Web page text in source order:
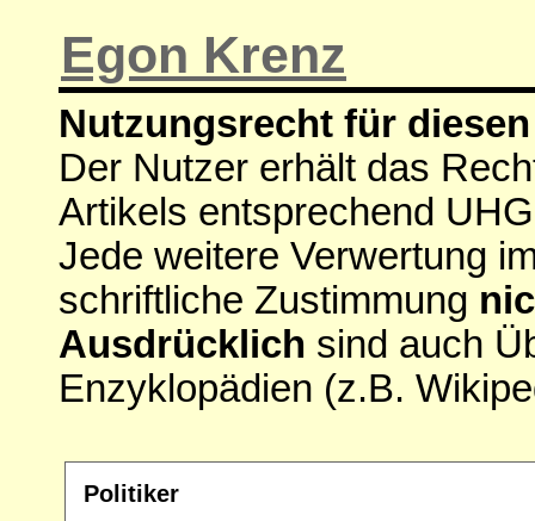
Egon Krenz
Nutzungsrecht für
Der Nutzer erhält das
Artikels entsprechend
Jede weitere Verwertung
schriftliche Zustimmung
Ausdrücklich sind auch
Enzyklopädien (z.B.
Politiker